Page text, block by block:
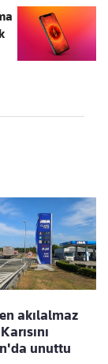
akılalmaz
unuttu